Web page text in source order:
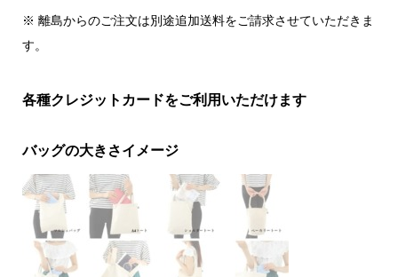
※ 離島からのご注文は別途追加送料をご請求させていただきま
す。
各種クレジットカードをご利用いただけます
バッグの大きさイメージ